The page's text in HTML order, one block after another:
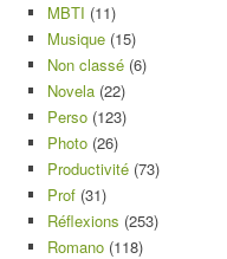
MBTI (11)
Musique (15)
Non classé (6)
Novela (22)
Perso (123)
Photo (26)
Productivité (73)
Prof (31)
Réflexions (253)
Romano (118)